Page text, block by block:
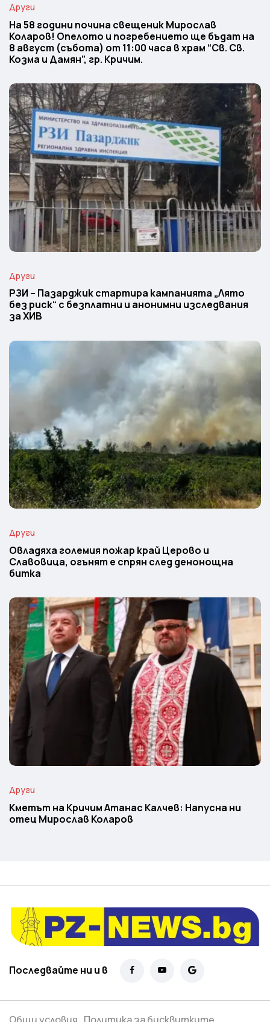
Други
На 58 години почина свещеник Мирослав
Коларов! Опелото и погребението ще бъдат на
8 август (събота) от 11:00 часа в храм “Св. Св.
Козма и Дамян”, гр. Кричим.
Други
РЗИ – Пазарджик стартира кампанията „Лято
без риск“ с безплатни и анонимни изследвания
за ХИВ
Други
Овладяха големия пожар край Церово и
Славовица, огънят е спрян след денонощна
битка
Други
Кметът на Кричим Атанас Калчев: Напусна ни
отец Мирослав Коларов
Последвайте ни и в